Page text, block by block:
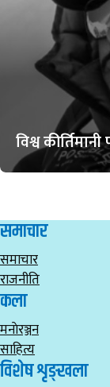
विश्व
समाचार
समाचार
राजनीति
कला
मनाेरञ्जन
साहित्य
विशेष शृङ्खला